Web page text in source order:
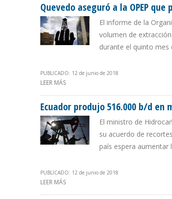
Quevedo aseguró a la OPEP
El informe de la
volumen de
durante el quinto mes
PUBLICADO: 12 de junio de 2018
LEER MÁS
Ecuador produjo 516.000 b/d en
El ministro de
su acuerdo de
país espera aumentar
PUBLICADO: 12 de junio de 2018
LEER MÁS